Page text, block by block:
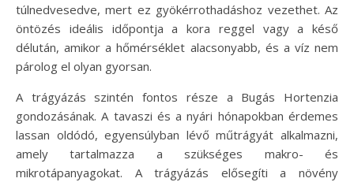
túlnedvesedve, mert ez gyökérrothadáshoz vezethet. Az
öntözés ideális időpontja a kora reggel vagy a késő
délután, amikor a hőmérséklet alacsonyabb, és a víz nem
párolog el olyan gyorsan.
A trágyázás szintén fontos része a Bugás Hortenzia
gondozásának. A tavaszi és a nyári hónapokban érdemes
lassan oldódó, egyensúlyban lévő műtrágyát alkalmazni,
amely tartalmazza a szükséges makro- és
mikrotápanyagokat. A trágyázás elősegíti a növény